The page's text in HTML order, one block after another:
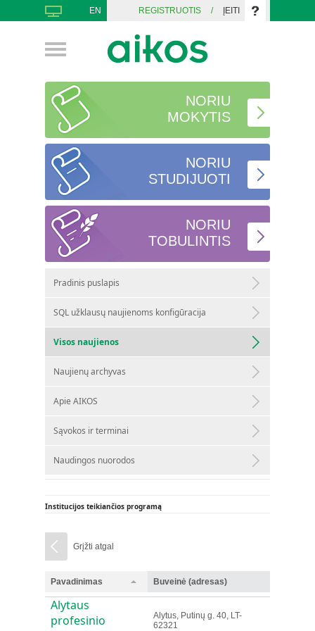
EN REGISTRUOTIS / ĮEITI
NORIU
MOKYTIS
NORIU
STUDIJUOTI
NORIU
TOBULINTIS
Pradinis puslapis
SQL užklausų naujienoms konfigūracija
Visos naujienos
Naujienų archyvas
Apie AIKOS
Sąvokos ir terminai
Naudingos nuorodos
Institucijos teikiančios programą
Grįžti atgal
Pavadinimas Buveinė (adresas)
Alytaus
profesinio
Alytus, Putinų g. 40, LT-
62321